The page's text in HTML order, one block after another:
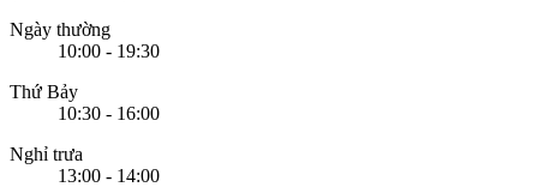
Ngày thường
10:00 - 19:30
Thứ Bảy
10:30 - 16:00
Nghỉ trưa
13:00 - 14:00